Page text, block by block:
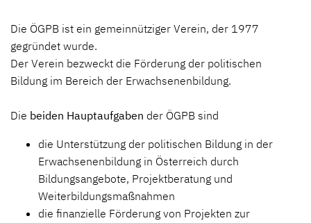
Die ÖGPB ist ein gemeinnütziger Verein, der 1977
gegründet wurde.
Der Verein bezweckt die Förderung der politischen
Bildung im Bereich der Erwachsenenbildung.
Die beiden Hauptaufgaben der ÖGPB sind
die Unterstützung der politischen Bildung in der
Erwachsenenbildung in Österreich durch
Bildungsangebote, Projektberatung und
Weiterbildungsmaßnahmen
die finanzielle Förderung von Projekten zur